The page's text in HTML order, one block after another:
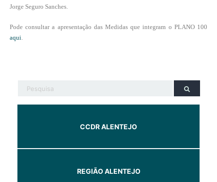
Jorge Seguro Sanches.
Pode consultar a apresentação das Medidas que integram o PLANO 100
aqui
CCDR ALENTEJO
REGIÃO ALENTEJO